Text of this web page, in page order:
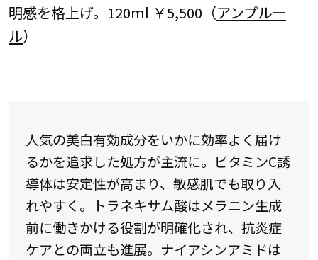
明感を格上げ。120ml ￥5,500（アンプルー
ル）
人気の美白有効成分をいかに効率よく届け
るかを追求した処方が主流に。ビタミンC誘
導体は安定性が高まり、敏感肌でも取り入
れやすく。トラネキサム酸はメラニン生成
前に働きかける役割が明確化され、抗炎症
ケアとの両立も進展。ナイアシンアミドは